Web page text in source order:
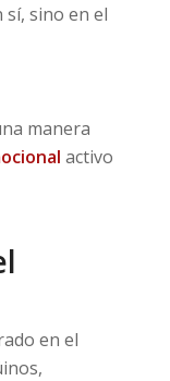
sí, sino en el
manera
activo
en el